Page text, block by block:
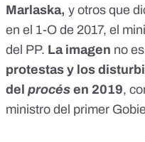
Marlaska, y otros que
en el 1-O de 2017, el
del PP. La imagen no
protestas y los
del procés en 2019,
ministro del primer